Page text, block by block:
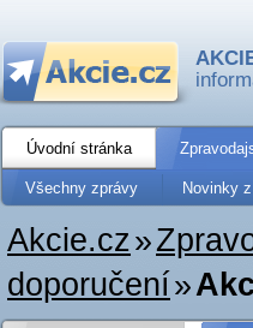
Úvodní stránka
Všechny zprávy Novinky
Akcie.cz»
doporučení»